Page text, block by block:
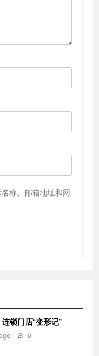
称、邮箱地址和网
锁门店“变形记”
0